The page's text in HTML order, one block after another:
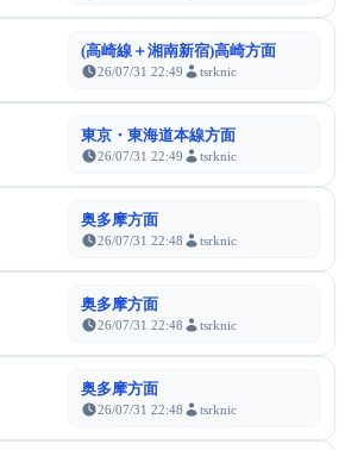
(高崎線＋湘南新宿)高崎方面
26/07/31 22:49 tsrknic
東京・東海道本線方面
26/07/31 22:49 tsrknic
奥多摩方面
26/07/31 22:48 tsrknic
奥多摩方面
26/07/31 22:48 tsrknic
奥多摩方面
26/07/31 22:48 tsrknic